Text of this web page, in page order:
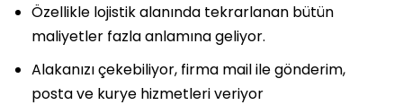
Özellikle lojistik alanında tekrarlanan bütün
maliyetler fazla anlamına geliyor.
Alakanızı çekebiliyor, firma mail ile gönderim,
posta ve kurye hizmetleri veriyor